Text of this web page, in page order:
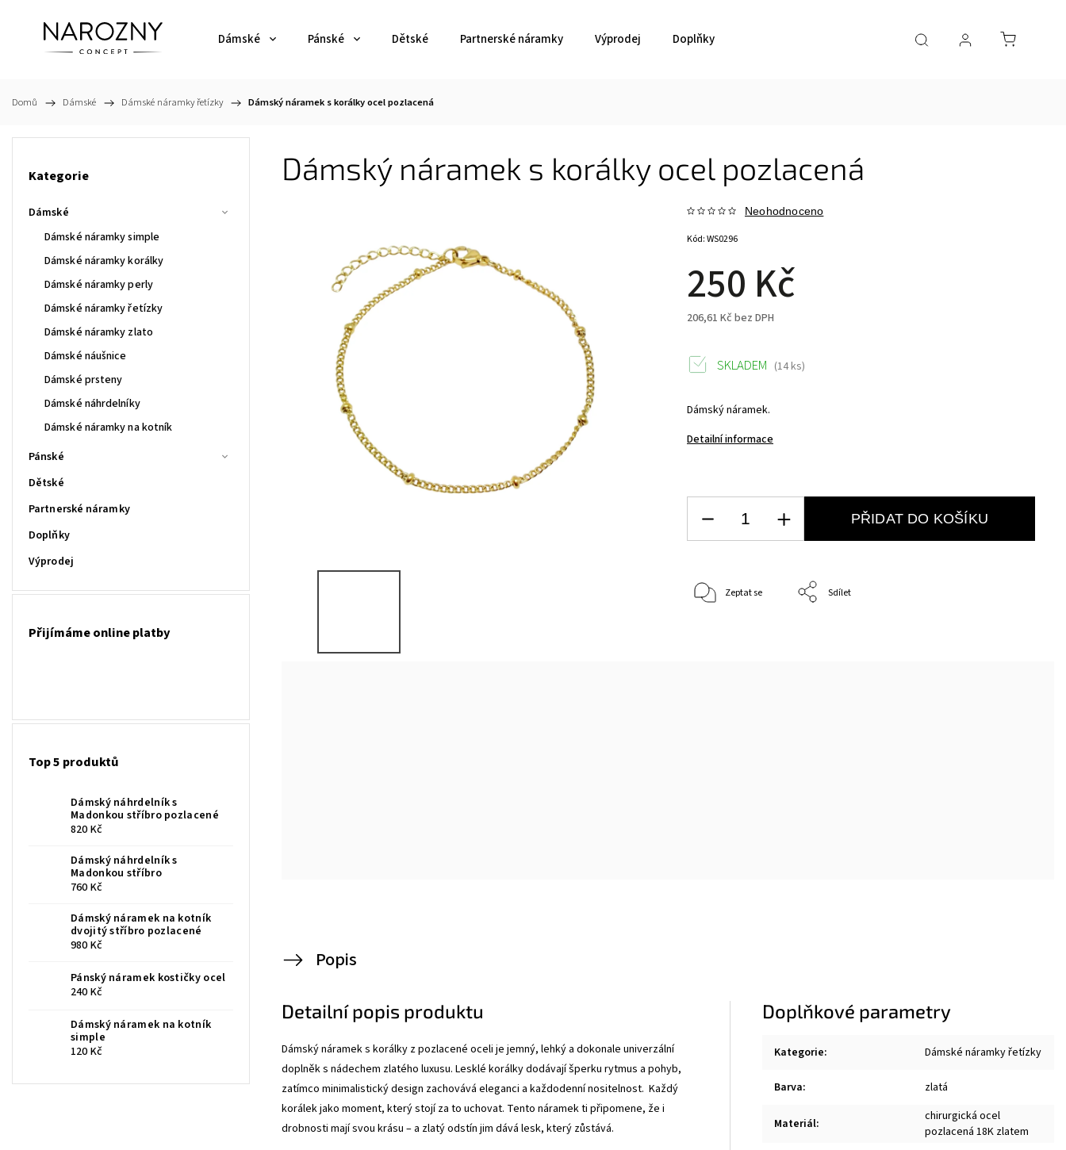
Dámské Pánské Dětské Partnerské náramky Výprodej Doplňky
Domů / Dámské / Dámské náramky řetízky / Dámský náramek s korálky ocel pozlacená
Kategorie
Dámské
Dámské náramky simple
Dámské náramky korálky
Dámské náramky perly
Dámské náramky řetízky
Dámské náramky zlato
Dámské náušnice
Dámské prsteny
Dámské náhrdelníky
Dámské náramky na kotník
Pánské
Dětské
Partnerské náramky
Doplňky
Výprodej
Přijímáme online platby
Top 5 produktů
Dámský náhrdelník s
Madonkou stříbro pozlacené
820 Kč
Dámský náhrdelník s
Madonkou stříbro
760 Kč
Dámský náramek na kotník
dvojitý stříbro pozlacené
980 Kč
Pánský náramek kostičky ocel
240 Kč
Dámský náramek na kotník
simple
120 Kč
Dámský náramek s korálky ocel pozlacená
Neohodnoceno
250 Kč
206,61 Kč bez DPH
Kód:WS0296
Dámský náramek.
Detailní informace
SKLADEM (14 ks)
PŘIDAT DO KOŠÍKU
Zeptat se Sdílet
Popis
Detailní popis produktu
Dámský náramek s korálky z pozlacené oceli je jemný, lehký a dokonale univerzální
doplněk s nádechem zlatého luxusu. Lesklé korálky dodávají šperku rytmus a pohyb,
zatímco minimalistický design zachovává eleganci a každodenní nositelnost. Každý
korálek jako moment, který stojí za to uchovat. Tento náramek ti připomene, že i
drobnosti mají svou krásu – a zlatý odstín jim dává lesk, který zůstává.
Doplňkové parametry
Kategorie: Dámské náramky řetízky
Barva: zlatá
Materiál:
chirurgická ocel
pozlacená 18K zlatem